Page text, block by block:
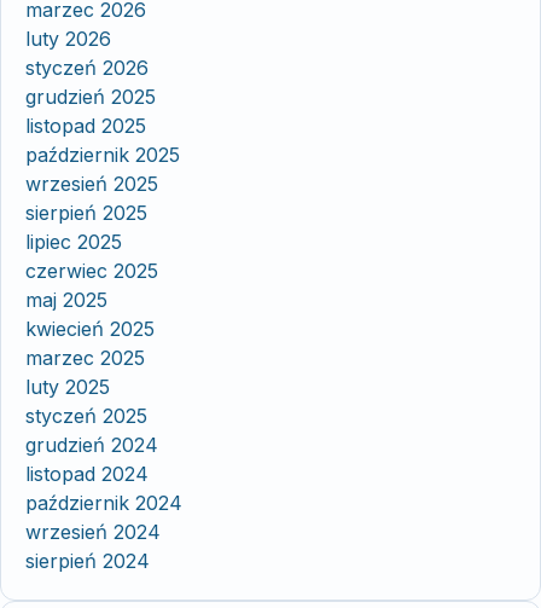
marzec 2026
luty 2026
styczeń 2026
grudzień 2025
listopad 2025
październik 2025
wrzesień 2025
sierpień 2025
lipiec 2025
czerwiec 2025
maj 2025
kwiecień 2025
marzec 2025
luty 2025
styczeń 2025
grudzień 2024
listopad 2024
październik 2024
wrzesień 2024
sierpień 2024